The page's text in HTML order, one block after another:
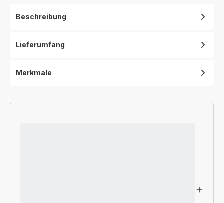
Beschreibung
Lieferumfang
Merkmale